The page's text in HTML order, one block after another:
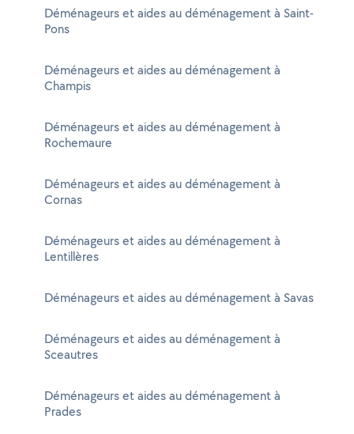
Déménageurs et aides au déménagement à Saint-
Pons
Déménageurs et aides au déménagement à
Champis
Déménageurs et aides au déménagement à
Rochemaure
Déménageurs et aides au déménagement à
Cornas
Déménageurs et aides au déménagement à
Lentillères
Déménageurs et aides au déménagement à Savas
Déménageurs et aides au déménagement à
Sceautres
Déménageurs et aides au déménagement à
Prades